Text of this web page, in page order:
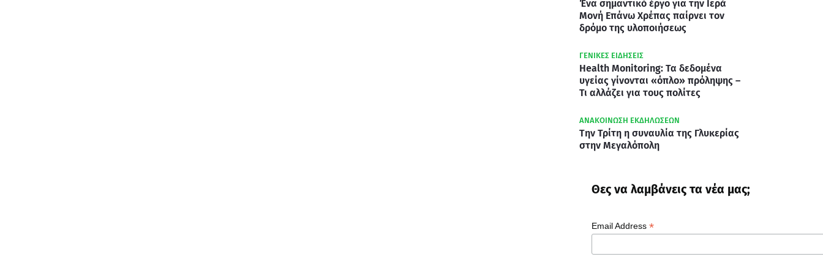
Ένα σημαντικό έργο για την Ιερά
Μονή Επάνω Χρέπας παίρνει τον
δρόμο της υλοποιήσεως
ΓΕΝΙΚΕΣ ΕΙΔΗΣΕΙΣ
Health Monitoring: Τα δεδομένα
υγείας γίνονται «όπλο» πρόληψης –
Τι αλλάζει για τους πολίτες
ΑΝΑΚΟΙΝΩΣΗ ΕΚΔΗΛΩΣΕΩΝ
Την Τρίτη η συναυλία της Γλυκερίας
στην Μεγαλόπολη
Θες να λαμβάνεις τα νέα μας;
Email Address *